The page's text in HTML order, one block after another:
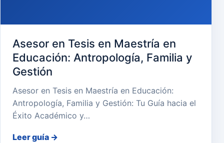
Asesor en Tesis en Maestría en
Educación: Antropología, Familia y
Gestión
Asesor en Tesis en Maestría en Educación:
Antropología, Familia y Gestión: Tu Guía hacia el
Éxito Académico y…
Leer guía →